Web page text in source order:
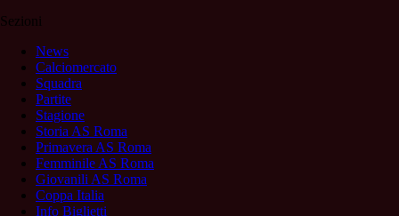
Sezioni
News
Calciomercato
Squadra
Partite
Stagione
Storia AS Roma
Primavera AS Roma
Femminile AS Roma
Giovanili AS Roma
Coppa Italia
Info Biglietti